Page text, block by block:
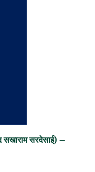
सखाराम सरदेसाई) –